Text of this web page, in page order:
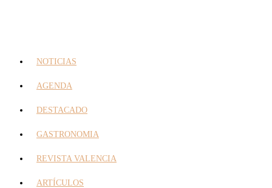
NOTICIAS
AGENDA
DESTACADO
GASTRONOMIA
REVISTA VALENCIA
ARTÍCULOS